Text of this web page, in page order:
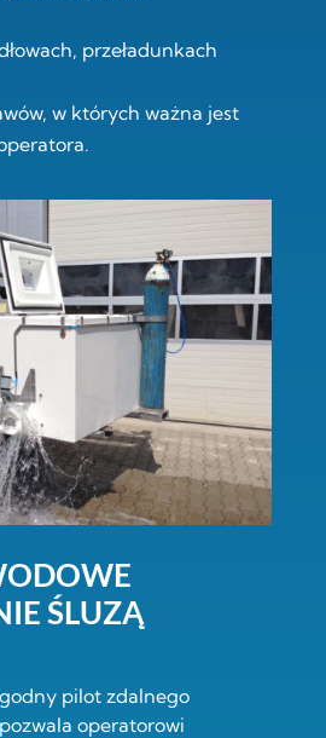
przeładunkach
w których ważna jest
ŚLUZĄ
pilot zdalnego
operatorowi